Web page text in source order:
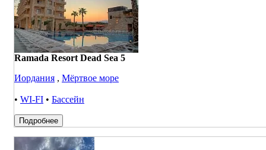
Ramada Resort Dead Sea 5
Иордания , Мёртвое море
• WI-FI • Бассейн
Подробнее